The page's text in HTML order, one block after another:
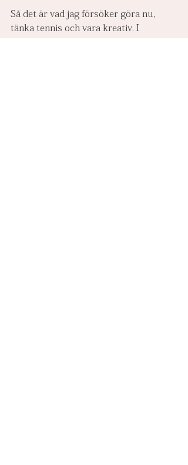
Så det är vad jag försöker göra nu,
tänka tennis och vara kreativ. I